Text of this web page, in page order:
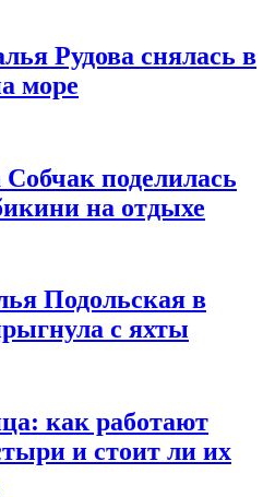
Рудова снялась в
море
поделилась
на отдыхе
Подольская в
с яхты
как работают
и стоит ли их